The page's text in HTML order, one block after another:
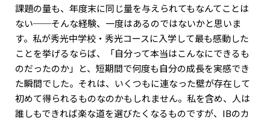
課題の量も、年度末に同じ量を与えられてもなんてことは
ない──そんな経験、一度はあるのではないかと思いま
す。私が秀光中学校・秀光コースに入学して最も感動した
ことを挙げるならば、「自分って本当はこんなにできるも
のだったのか」と、短期間で何度も自分の成長を実感でき
た瞬間でした。それは、いくつもに連なった壁が存在して
初めて得られるものなのかもしれません。私を含め、人は
誰しもできれば楽な道を選びたくなるものですが、IBのカ